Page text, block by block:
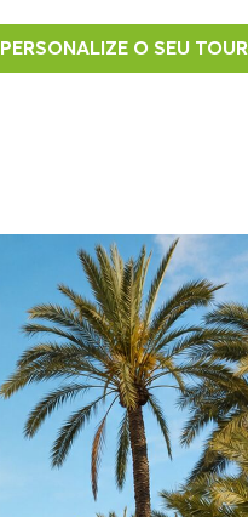
PERSONALIZE O SEU TOUR